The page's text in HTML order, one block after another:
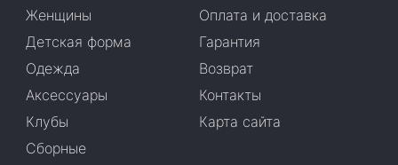
Женщины
Детская форма
Одежда
Аксессуары
Клубы
Сборные
Оплата и доставка
Гарантия
Возврат
Контакты
Карта сайта